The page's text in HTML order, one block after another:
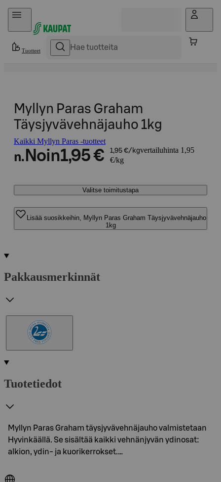
Hyppää sisältöön
Tuotteet
Myllyn Paras Graham
Täysjyvävehnäjauho 1kg
Kaikki Myllyn Paras -tuotteet
n. Noin1,95 € 1,95 €/kgvertailuhinta 1,95
€/kg
Valitse toimitustapa
Lisää suosikkeihin, Myllyn Paras Graham Täysjyvävehnäjauho
1kg
Pakkausmerkinnät
Tuotetiedot
Myllyn Paras Graham täysjyvävehnäjauho valmistetaan
Hyvinkäällä. Se sisältää kaikki vehnänjyvän ydinosat:
alkion, ydin- ja kuorikerrokset.…